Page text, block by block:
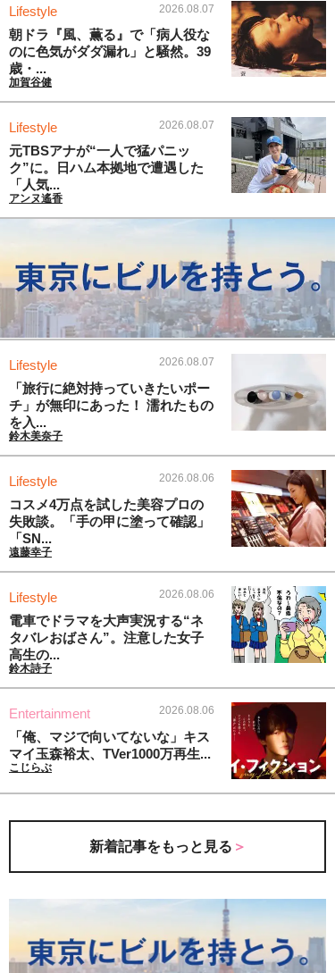
Lifestyle 2026.08.07
朝ドラ『風、薫る』で「病人役な
のに色気がダダ漏れ」と騒然。39
歳・...
加賀谷健
Lifestyle 2026.08.07
元TBSアナが“一人で猛パニッ
ク”に。日ハム本拠地で遭遇した
「人気...
アンヌ遙香
Lifestyle 2026.08.07
「旅行に絶対持っていきたいポー
チ」が無印にあった！ 濡れたもの
を入...
鈴木美奈子
Lifestyle 2026.08.06
コスメ4万点を試した美容プロの
失敗談。「手の甲に塗って確認」
「SN...
遠藤幸子
Lifestyle 2026.08.06
電車でドラマを大声実況する“ネ
タバレおばさん”。注意した女子
高生の...
鈴木詩子
Entertainment 2026.08.06
「俺、マジで向いてないな」キス
マイ玉森裕太、TVer1000万再生...
こじらぶ
新着記事をもっと見る